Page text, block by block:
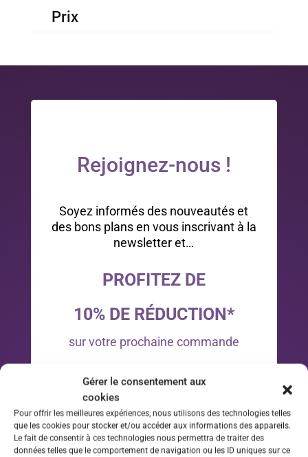
Gérer le consentement aux
cookies
Pour offrir les meilleures expériences, nous utilisons des technologies telles
que les cookies pour stocker et/ou accéder aux informations des appareils.
Le fait de consentir à ces technologies nous permettra de traiter des
données telles que le comportement de navigation ou les ID uniques sur ce
Prix
Rejoignez-nous !
Soyez informés des nouveautés et
des bons plans en vous inscrivant à la
newsletter et…
PROFITEZ DE
10% DE RÉDUCTION*
sur votre prochaine commande
*Offre valable 30 jours à compter de la date d’inscription
à la newsletter sur votre prochaine commande.